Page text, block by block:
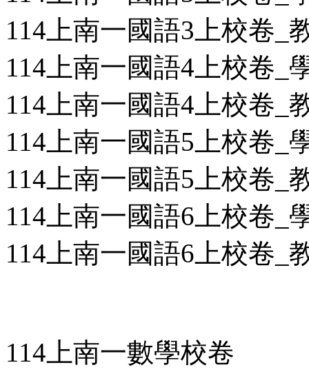
114上南一國語3上校卷_
114上南一國語4上校卷_
114上南一國語4上校卷_
114上南一國語5上校卷_
114上南一國語5上校卷_
114上南一國語6上校卷_
114上南一國語6上校卷_
114上南一數學校卷